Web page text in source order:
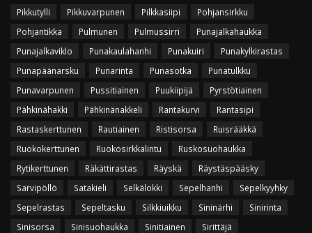
Pikkutylli
Pikkuvarpunen Pilkkasiipi
Pohjansirkku
Pohjantikka
Pulmunen Pulmussirri
Punajalkahaukka
Punajalkaviklo
Punakaulahanhi Punakuiri
Punakylkirastas
Punapäänarsku
Punarinta Punasotka
Punatulkku
Punavarpunen
Pussitiainen Puukiipijä
Pyrstötiainen
Pähkinähakki
Pähkinänakkeli Rantakurvi
Rantasipi
Rastaskerttunen
Rautiainen Ristisorsa
Ruisrääkkä
Ruokokerttunen
Ruokosirkkalintu
Ruskosuohaukka
Rytikerttunen
Räkättirastas Räyskä
Räystäspääsky
Sarvipöllö
Satakieli Selkälokki Sepelhanhi
Sepelkyyhky
Sepelrastas
Sepeltasku Silkkiuikku Sininärhi
Sinirinta
Sinisorsa
Sinisuohaukka Sinitiainen
Sirittäjä